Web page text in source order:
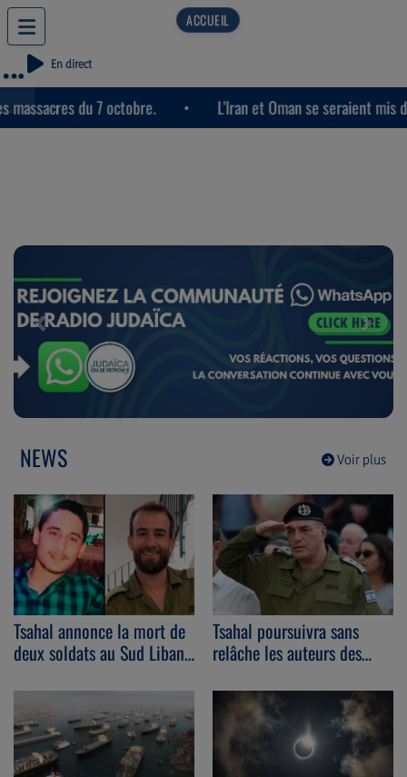
En direct
octobre. L’Iran et Oman se seraient mis d’accord sur le
Voir plus
NEWS
Tsahal annonce la mort de
deux soldats au Sud Liban
bâtiment piégé.
Tsahal poursuivra sans
relâche les auteurs des